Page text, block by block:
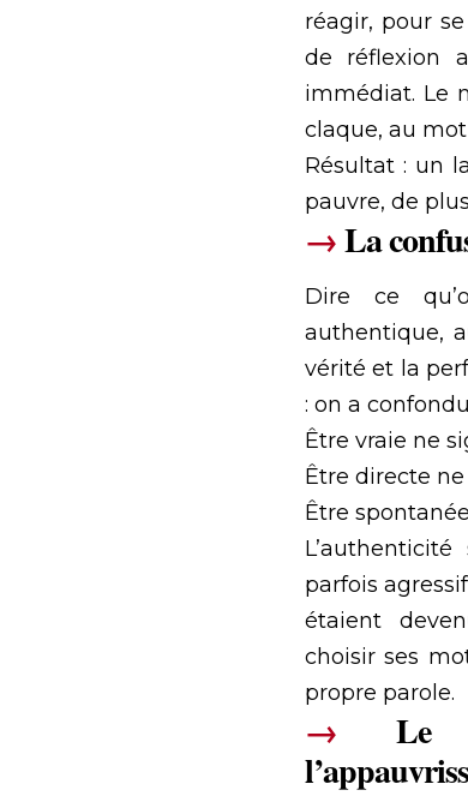
réagir, pour
de réflexion
immédiat. Le
claque, au
Résultat : un
pauvre, de
→La
Dire ce
authentique,
vérité et la
: on a
Être vraie ne
Être directe
Être
parfois
étaient
choisir ses
propre parole.
→Le